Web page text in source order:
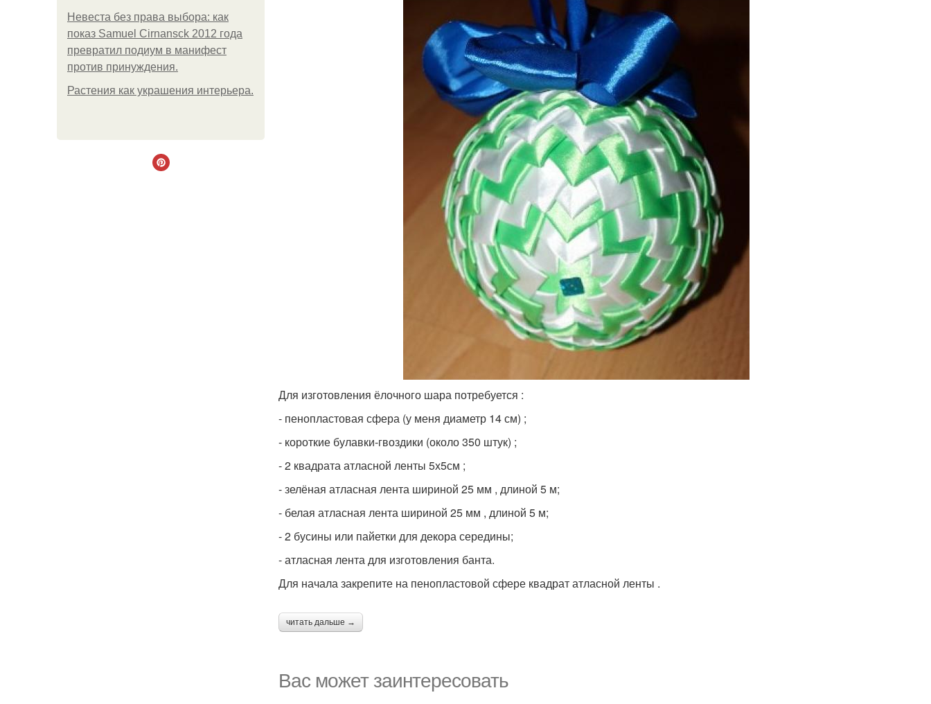
Невеста без права выбора: как
показ Samuel Cirnansck 2012 года
превратил подиум в манифест
против принуждения.
Растения как украшения интерьера.
Для изготовления ёлочного шара потребуется :
- пенопластовая сфера (у меня диаметр 14 см) ;
- короткие булавки-гвоздики (около 350 штук) ;
- 2 квадрата атласной ленты 5х5см ;
- зелёная атласная лента шириной 25 мм , длиной 5 м;
- белая атласная лента шириной 25 мм , длиной 5 м;
- 2 бусины или пайетки для декора середины;
- атласная лента для изготовления банта.
Для начала закрепите на пенопластовой сфере квадрат атласной ленты .
читать дальше →
Вас может заинтересовать